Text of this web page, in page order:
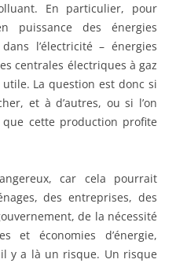
En particulier, pour
puissance des énergies
l’électricité – énergies
centrales électriques à gaz
La question est donc si
et à d’autres, ou si l’on
cette production profite
car cela pourrait
des entreprises, des
de la nécessité
et économies d’énergie,
y a là un risque. Un risque